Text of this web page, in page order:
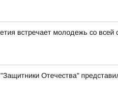
встречает молодежь со всей
Отечества"